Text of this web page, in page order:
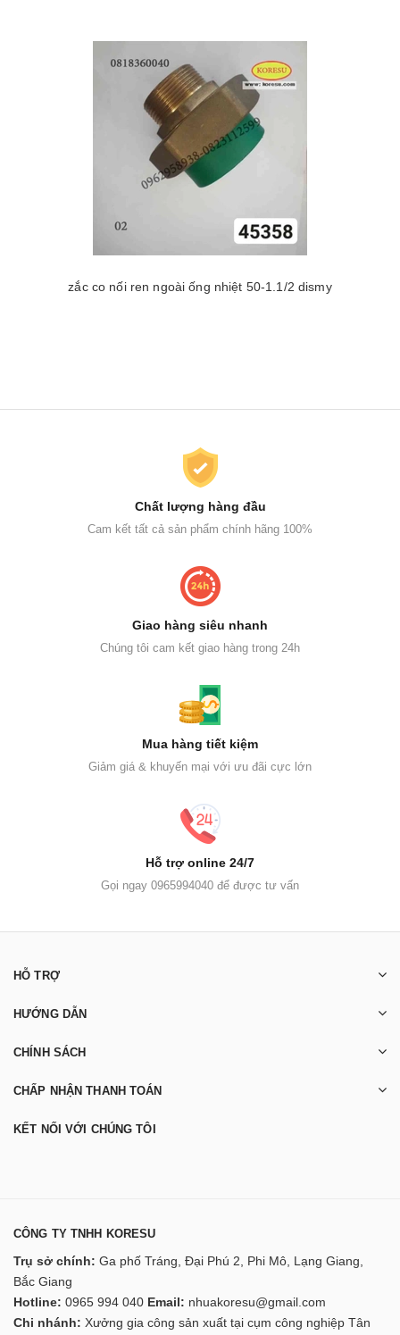
zắc co nối ren ngoài ống nhiệt 50-1.1/2 dismy
Chất lượng hàng đầu
Cam kết tất cả sản phẩm chính hãng 100%
Giao hàng siêu nhanh
Chúng tôi cam kết giao hàng trong 24h
Mua hàng tiết kiệm
Giảm giá & khuyến mại với ưu đãi cực lớn
Hỗ trợ online 24/7
Gọi ngay 0965994040 để được tư vấn
HỖ TRỢ
HƯỚNG DẪN
CHÍNH SÁCH
CHẤP NHẬN THANH TOÁN
KẾT NỐI VỚI CHÚNG TÔI
CÔNG TY TNHH KORESU
Trụ sở chính: Ga phố Tráng, Đại Phú 2, Phi Mô, Lạng Giang,
Bắc Giang
Hotline: 0965 994 040 Email: nhuakoresu@gmail.com
Chi nhánh: Xưởng gia công sản xuất tại cụm công nghiệp Tân